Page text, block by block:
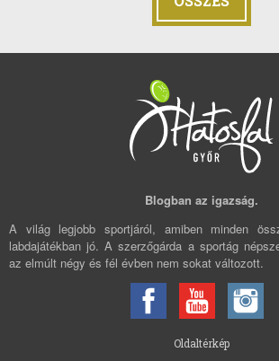
Blogban az igazság.
A világ legjobb sportjáról, amiben minden
labdajátékban jó. A szerzőgárda a sportág
az elmúlt négy és fél évben nem sokat változott.
Oldaltérkép